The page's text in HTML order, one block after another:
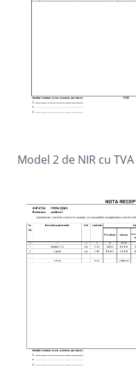
Model 2 de NIR cu